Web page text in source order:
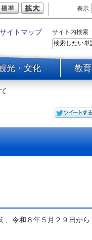
表示
サイトマップ サイト内検索
光・文化 教
、令和８年５月２９日から